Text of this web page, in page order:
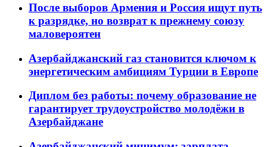
После выборов Армения и Россия ищут путь
к разрядке, но возврат к прежнему союзу
маловероятен
Азербайджанский газ становится ключом к
энергетическим амбициям Турции в Европе
Диплом без работы: почему образование не
гарантирует трудоустройство молодёжи в
Азербайджане